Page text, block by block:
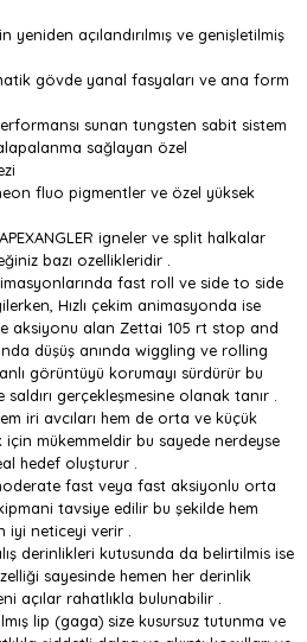
açılandırılmış ve genişletilmiş
gövde yanal fasyaları ve ana form
sunan tungsten sabit sistem
sağlayan özel
fluo pigmentler ve özel yüksek
igneler ve split halkalar
bazı ozellikleridir .
fast roll ve side to side
Hızlı çekim animasyonda ise
aksiyonu alan Zettai 105 rt stop and
düşüş anında wiggling ve rolling
görüntüyü korumayı sürdürür bu
gerçekleşmesine olanak tanır .
iri avcıları hem de orta ve küçük
için mükemmeldir bu sayede nerdeyse
hedef oluşturur .
fast veya fast aksiyonlu orta
tavsiye edilir bu şekilde hem
iyi neticeyi verir .
derinlikleri kutusunda da belirtilmis ise
sayesinde hemen her derinlik
açılar rahatlıkla bulunabilir .
lip (gaga) size kusursuz tutunma ve